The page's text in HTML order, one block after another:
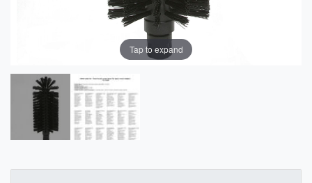
Tap to expand